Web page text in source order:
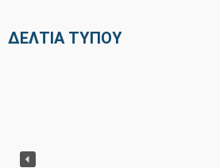
ΔΕΛΤΙΑ ΤΥΠΟΥ